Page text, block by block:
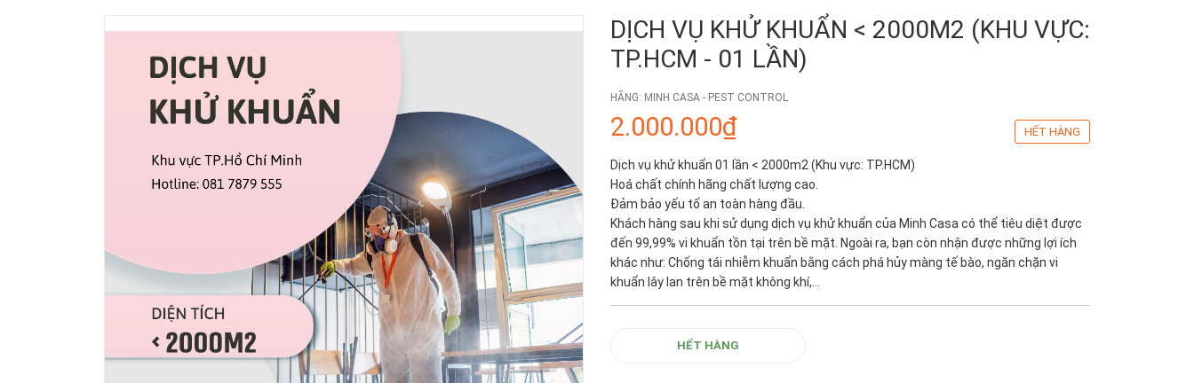
DỊCH VỤ KHỬ KHUẨN < 2000M2 (KHU VỰC:
TP.HCM - 01 LẦN)
HÃNG: MINH CASA - PEST CONTROL
2.000.000₫ HẾT HÀNG
Dịch vụ khử khuẩn 01 lần < 2000m2 (Khu vực: TP.HCM)
Hoá chất chính hãng chất lượng cao.
Đảm bảo yếu tố an toàn hàng đầu.
Khách hàng sau khi sử dụng dịch vụ khử khuẩn của Minh Casa có thể tiêu diệt được
đến 99,99% vi khuẩn tồn tại trên bề mặt. Ngoài ra, bạn còn nhận được những lợi ích
khác như: Chống tái nhiễm khuẩn bằng cách phá hủy màng tế bào, ngăn chặn vi
khuẩn lây lan trên bề mặt không khí,...
HẾT HÀNG